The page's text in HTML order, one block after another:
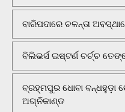
ବାରିପଦାରେ ଚଳନ୍ତା
ବିଲିଭର୍ସ ଇଷ୍ଟର୍ଣ ଚର୍ଚ୍ଚ
ବ୍ରହ୍ମପୁର ଧୋବା ବନ୍ଧହୁଡ଼ା
ଅଗ୍ନିକାଣ୍ଡ